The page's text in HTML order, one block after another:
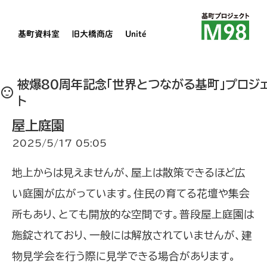
基町資料室 旧大橋商店 Unité
sentiment_satisfied
被爆80周年記念「世界とつながる基町」プロジ
ト
屋上庭園
2025/5/17 05:05
地上からは見えませんが、屋上は散策できるほど広
い庭園が広がっています。住民の育てる花壇や集会
所もあり、とても開放的な空間です。普段屋上庭園は
施錠されており、一般には解放されていませんが、建
物見学会を行う際に見学できる場合があります。